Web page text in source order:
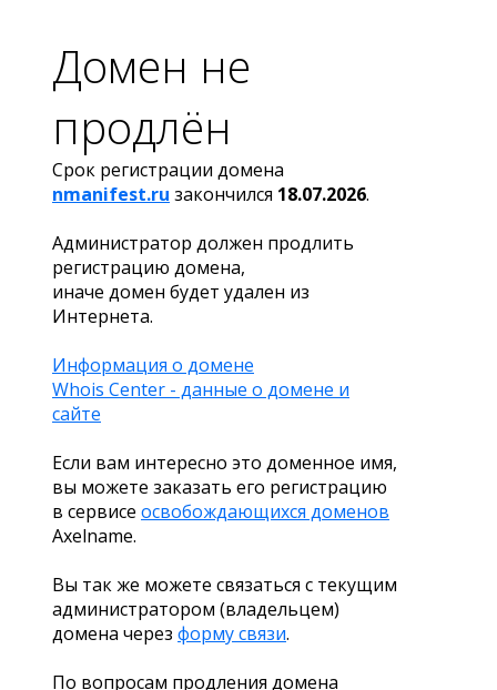
Домен не
продлён
Срок регистрации домена
nmanifest.ru закончился 18.07.2026.
Администратор должен продлить
регистрацию домена,
иначе домен будет удален из
Интернета.
Информация о домене
Whois Center - данные о домене и
сайте
Если вам интересно это доменное имя,
вы можете заказать его регистрацию
в сервисе освобождающихся доменов
Axelname.
Вы так же можете связаться с текущим
администратором (владельцем)
домена через форму связи.
По вопросам продления домена